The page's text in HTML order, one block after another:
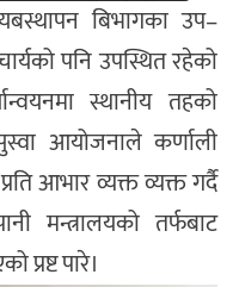
बिभागका उप–
पनि उपस्थित रहेको
स्थानीय तहको
आयोजनाले कर्णाली
आभार व्यक्त व्यक्त गर्दै
मन्त्रालयको तर्फबाट
प्रष्ट पारे।